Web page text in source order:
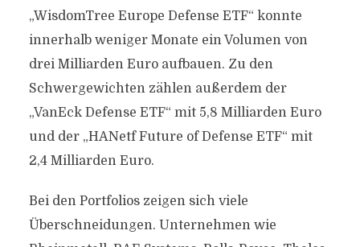
„WisdomTree Europe Defense ETF“ konnte
innerhalb weniger Monate ein Volumen von
drei Milliarden Euro aufbauen. Zu den
Schwergewichten zählen außerdem der
„VanEck Defense ETF“ mit 5,8 Milliarden Euro
und der „HANetf Future of Defense ETF“ mit
2,4 Milliarden Euro.
Bei den Portfolios zeigen sich viele
Überschneidungen. Unternehmen wie